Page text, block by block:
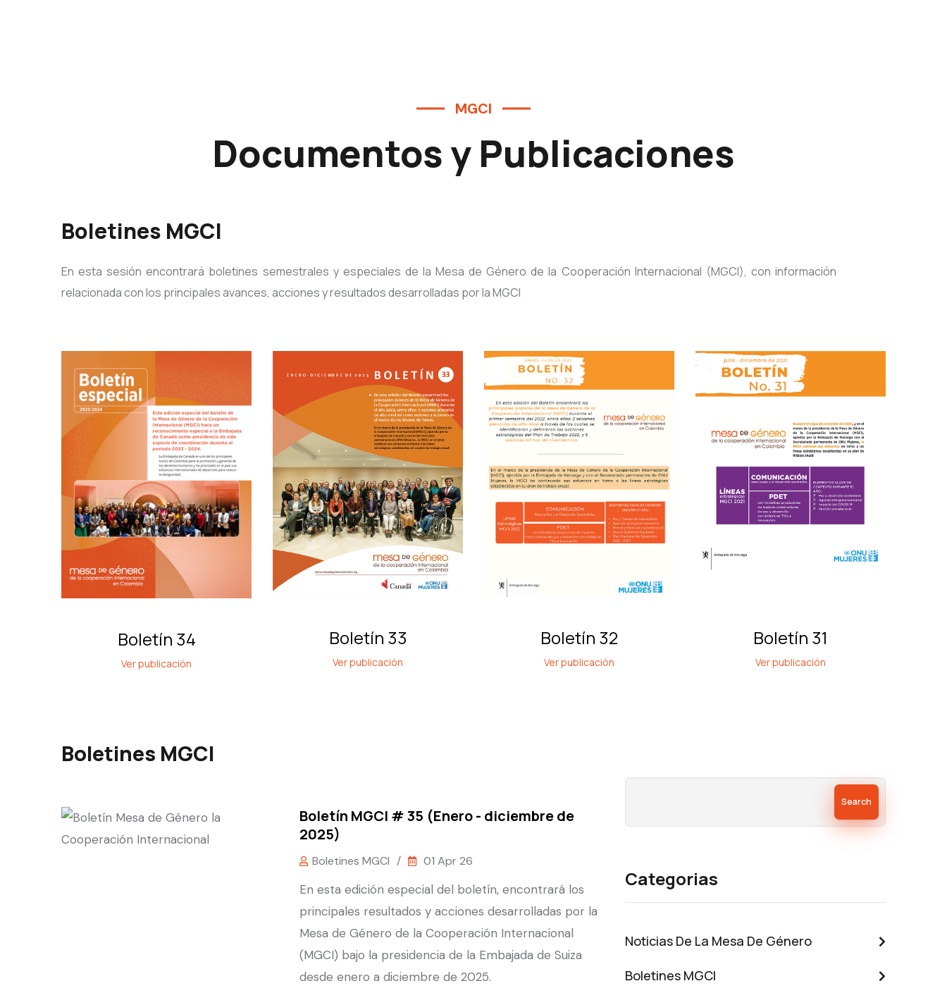
MGCI
Documentos y Publicaciones
Boletines MGCI
En esta sesión encontrará boletines semestrales y especiales de la Mesa de Género de la Cooperación Internacional (MGCI), con información
relacionada con los principales avances, acciones y resultados desarrolladas por la MGCI
Boletín 34
Ver publicación
Boletín 33
Ver publicación
Boletín 32
Ver publicación
Boletín 31
Ver publicación
Boletines MGCI
Boletín MGCI # 35 (Enero - diciembre de
2025)
Boletines MGCI / 01 Apr 26
En esta edición especial del boletín, encontrará los
principales resultados y acciones desarrolladas por la
Mesa de Género de la Cooperación Internacional
(MGCI) bajo la presidencia de la Embajada de Suiza
desde enero a diciembre de 2025.
Categorias
Noticias De La Mesa De Género
Boletines MGCI